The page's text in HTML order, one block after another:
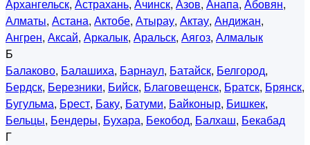
Архангельск, Астрахань, Ачинск, Азов, Анапа, Абовян,
Алматы, Астана, Актобе, Атырау, Актау, Андижан,
Ангрен, Аксай, Аркалык, Аральск, Аягоз, Алмалык
Б
Балаково, Балашиха, Барнаул, Батайск, Белгород,
Бердск, Березники, Бийск, Благовещенск, Братск, Брянск,
Бугульма, Брест, Баку, Батуми, Байконыр, Бишкек,
Бельцы, Бендеры, Бухара, Бекобод, Балхаш, Бекабад
Г